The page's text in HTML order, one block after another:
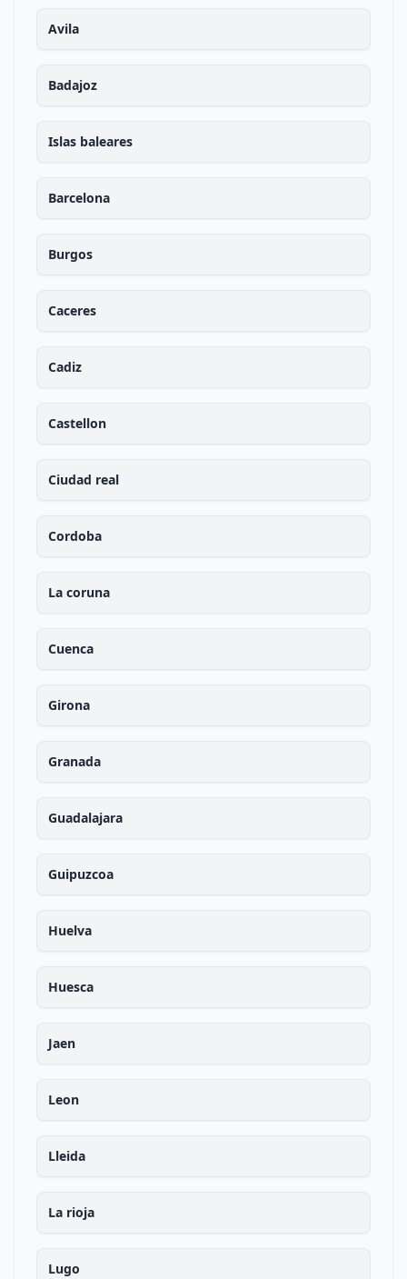
Avila
Badajoz
Islas baleares
Barcelona
Burgos
Caceres
Cadiz
Castellon
Ciudad real
Cordoba
La coruna
Cuenca
Girona
Granada
Guadalajara
Guipuzcoa
Huelva
Huesca
Jaen
Leon
Lleida
La rioja
Lugo